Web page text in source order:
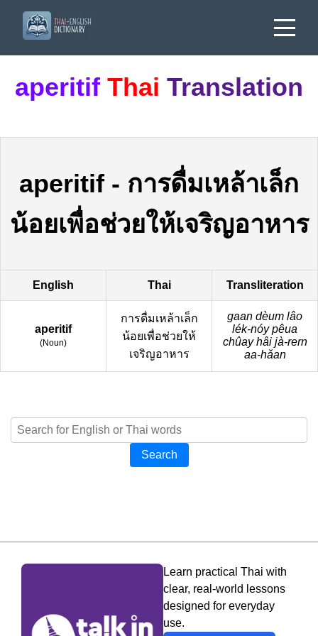
aperitif Thai Translation
aperitif - การดื่มเหล้าเล็ก
น้อยเพื่อช่วยให้เจริญอาหาร
English Thai Transliteration
aperitif
(Noun)
การดื่มเหล้าเล็ก
น้อยเพื่อช่วยให้
เจริญอาหาร
gaan dèum lâo
lék-nóy pêua
chûay hâi jà-rern
aa-hǎan
Search
Learn practical Thai with
clear, real-world lessons
designed for everyday
use.